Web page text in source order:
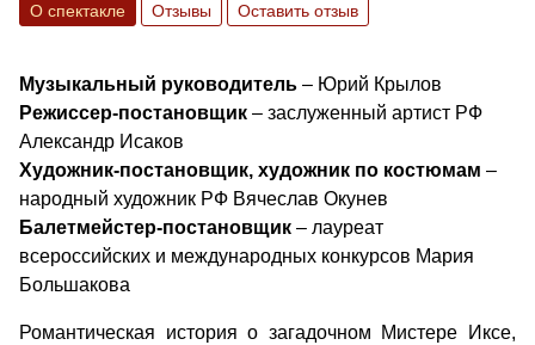
О спектакле Отзывы Оставить отзыв
Музыкальный руководитель – Юрий Крылов
Режиссер-постановщик – заслуженный артист РФ
Александр Исаков
Художник-постановщик, художник по костюмам –
народный художник РФ Вячеслав Окунев
Балетмейстер-постановщик – лауреат
всероссийских и международных конкурсов Мария
Большакова
Романтическая история о загадочном Мистере Иксе,